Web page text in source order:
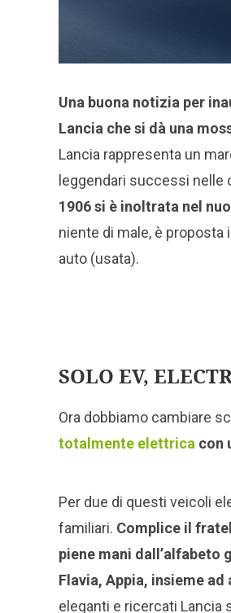
Una buona notizia per
Lancia che si dà una
Lancia rappresenta un
leggendari successi nelle
1906 si è inoltrata nel
niente di male, è proposta
auto (usata).
SOLO EV,
Ora dobbiamo cambiare
totalmente elettrica con
Per due di questi veicoli
familiari. Complice il
piene mani dall’alfabeto
Flavia, Appia, insieme
eleganti e ricercati Lancia